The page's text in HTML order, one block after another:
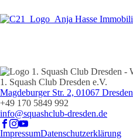
1. Squash Club Dresden e.V.
Magdeburger Str. 2, 01067 Dresden
+49 170 5849 992
info@squashclub-dresden.de
ImpressumDatenschutzerklärung